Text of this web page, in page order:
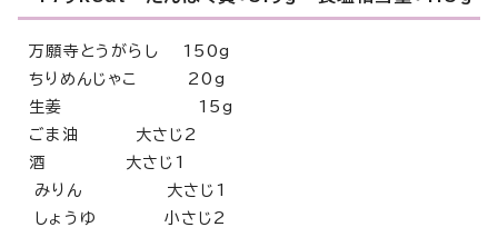
万願寺とうがらし 150g
ちりめんじゃこ 20g
生姜 15g
ごま油 大さじ2
酒 大さじ1
みりん 大さじ1
しょうゆ 小さじ2